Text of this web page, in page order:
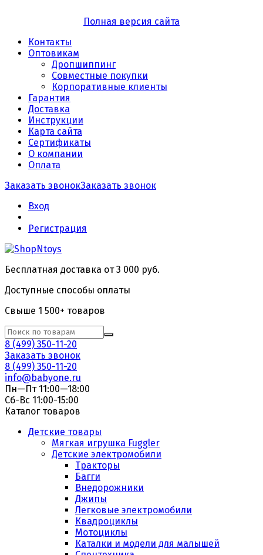
Полная версия сайта
Контакты
Оптовикам
Дропшиппинг
Совместные покупки
Корпоративные клиенты
Гарантия
Доставка
Инструкции
Карта сайта
Сертификаты
О компании
Оплата
Заказать звонокЗаказать звонок
Вход
Регистрация
Бесплатная доставка от 3 000 руб.
Доступные способы оплаты
Свыше 1 500+ товаров
8 (499) 350-11-20
Заказать звонок
8 (499) 350-11-20
info@babyone.ru
Пн—Пт 11:00—18:00
Сб-Вс 11:00-15:00
Каталог товаров
Детские товары
Мягкая игрушка Fuggler
Детские электромобили
Тракторы
Багги
Внедорожники
Джипы
Легковые электромобили
Квадроциклы
Мотоциклы
Каталки и модели для малышей